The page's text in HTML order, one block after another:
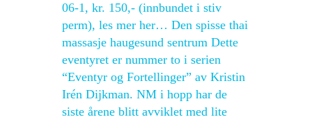
06-1, kr. 150,- (innbundet i stiv
perm), les mer her… Den spisse thai
massasje haugesund sentrum Dette
eventyret er nummer to i serien
“Eventyr og Fortellinger” av Kristin
Irén Dijkman. NM i hopp har de
siste årene blitt avviklet med lite